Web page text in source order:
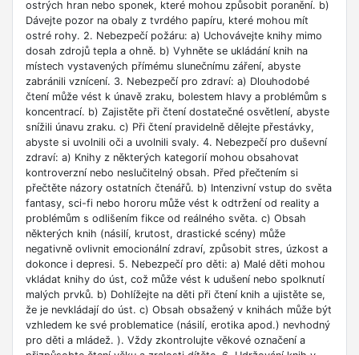
ostrých hran nebo sponek, které mohou způsobit poranění. b)
Dávejte pozor na obaly z tvrdého papíru, které mohou mít
ostré rohy. 2. Nebezpečí požáru: a) Uchovávejte knihy mimo
dosah zdrojů tepla a ohně. b) Vyhněte se ukládání knih na
místech vystavených přímému slunečnímu záření, abyste
zabránili vznícení. 3. Nebezpečí pro zdraví: a) Dlouhodobé
čtení může vést k únavě zraku, bolestem hlavy a problémům s
koncentrací. b) Zajistěte při čtení dostatečné osvětlení, abyste
snížili únavu zraku. c) Při čtení pravidelně dělejte přestávky,
abyste si uvolnili oči a uvolnili svaly. 4. Nebezpečí pro duševní
zdraví: a) Knihy z některých kategorií mohou obsahovat
kontroverzní nebo neslučitelný obsah. Před přečtením si
přečtěte názory ostatních čtenářů. b) Intenzivní vstup do světa
fantasy, sci-fi nebo hororu může vést k odtržení od reality a
problémům s odlišením fikce od reálného světa. c) Obsah
některých knih (násilí, krutost, drastické scény) může
negativně ovlivnit emocionální zdraví, způsobit stres, úzkost a
dokonce i depresi. 5. Nebezpečí pro děti: a) Malé děti mohou
vkládat knihy do úst, což může vést k udušení nebo spolknutí
malých prvků. b) Dohlížejte na děti při čtení knih a ujistěte se,
že je nevkládají do úst. c) Obsah obsažený v knihách může být
vzhledem ke své problematice (násilí, erotika apod.) nevhodný
pro děti a mládež. ). Vždy zkontrolujte věkové označení a